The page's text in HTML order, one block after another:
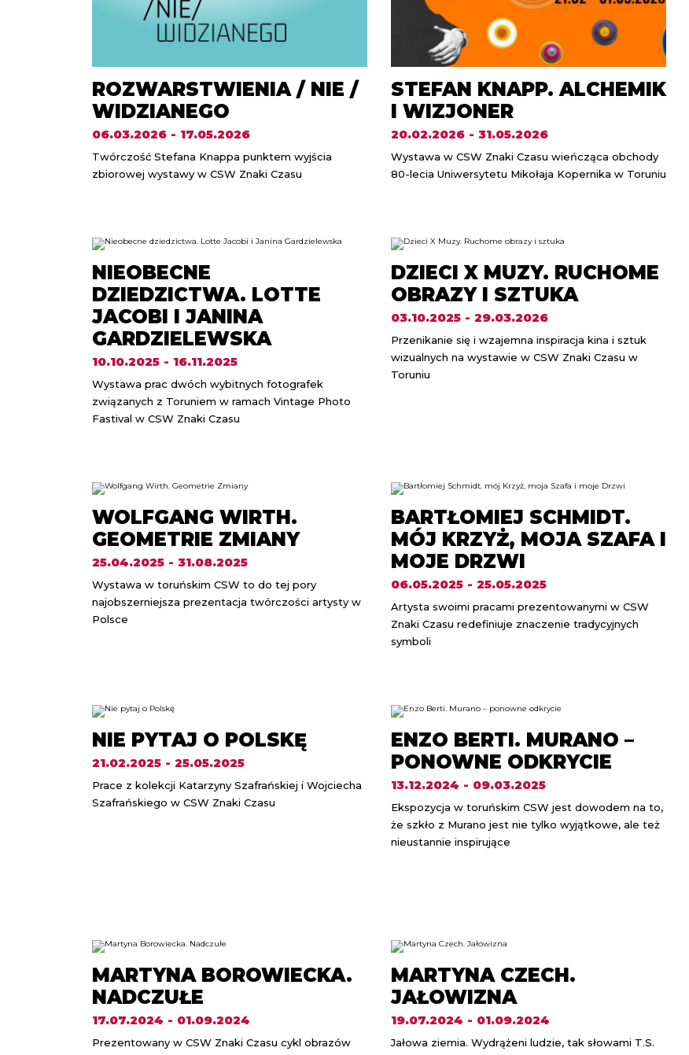
ROZWARSTWIENIA / NIE /
WIDZIANEGO
06.03.2026 - 17.05.2026
Twórczość Stefana Knappa punktem wyjścia
zbiorowej wystawy w CSW Znaki Czasu
STEFAN KNAPP. ALCHEMIK
I WIZJONER
20.02.2026 - 31.05.2026
Wystawa w CSW Znaki Czasu wieńcząca obchody
80-lecia Uniwersytetu Mikołaja Kopernika w Toruniu
NIEOBECNE
DZIEDZICTWA. LOTTE
JACOBI I JANINA
GARDZIELEWSKA
10.10.2025 - 16.11.2025
Wystawa prac dwóch wybitnych fotografek
związanych z Toruniem w ramach Vintage Photo
Fastival w CSW Znaki Czasu
DZIECI X MUZY. RUCHOME
OBRAZY I SZTUKA
03.10.2025 - 29.03.2026
Przenikanie się i wzajemna inspiracja kina i sztuk
wizualnych na wystawie w CSW Znaki Czasu w
Toruniu
WOLFGANG WIRTH.
GEOMETRIE ZMIANY
25.04.2025 - 31.08.2025
Wystawa w toruńskim CSW to do tej pory
najobszerniejsza prezentacja twórczości artysty w
Polsce
BARTŁOMIEJ SCHMIDT.
MÓJ KRZYŻ, MOJA SZAFA I
MOJE DRZWI
06.05.2025 - 25.05.2025
Artysta swoimi pracami prezentowanymi w CSW
Znaki Czasu redefiniuje znaczenie tradycyjnych
symboli
NIE PYTAJ O POLSKĘ
21.02.2025 - 25.05.2025
Prace z kolekcji Katarzyny Szafrańskiej i Wojciecha
Szafrańskiego w CSW Znaki Czasu
ENZO BERTI. MURANO –
PONOWNE ODKRYCIE
13.12.2024 - 09.03.2025
Ekspozycja w toruńskim CSW jest dowodem na to,
że szkło z Murano jest nie tylko wyjątkowe, ale też
nieustannie inspirujące
MARTYNA BOROWIECKA.
NADCZUŁE
17.07.2024 - 01.09.2024
Prezentowany w CSW Znaki Czasu cykl obrazów
MARTYNA CZECH.
JAŁOWIZNA
19.07.2024 - 01.09.2024
Jałowa ziemia. Wydrążeni ludzie, tak słowami T.S.